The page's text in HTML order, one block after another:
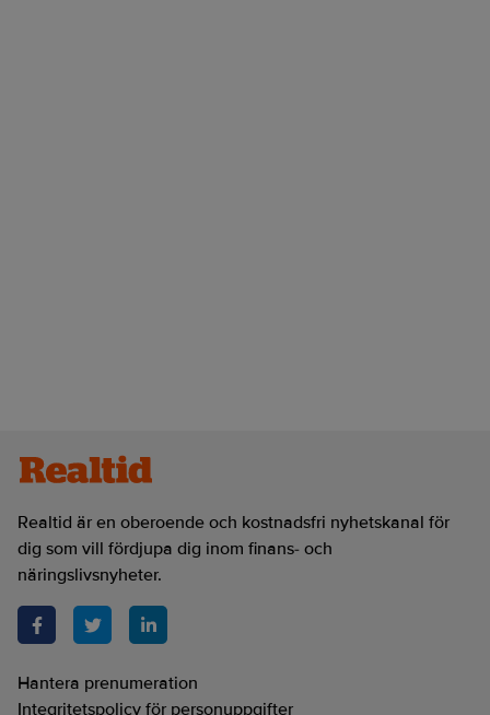
Realtid är en oberoende och kostnadsfri nyhetskanal för
dig som vill fördjupa dig inom finans- och
näringslivsnyheter.
Hantera prenumeration
Integritetspolicy för personuppgifter